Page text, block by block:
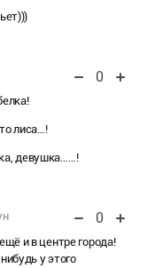
0
лиса…!
девушка……!
0
и в центре города!
у этого